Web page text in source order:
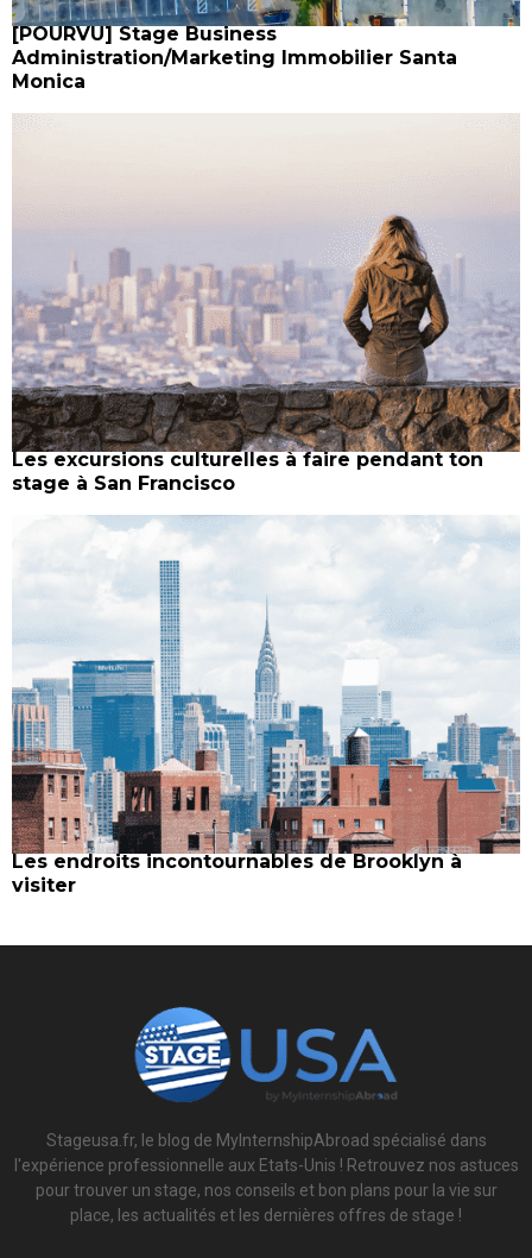
[POURVU] Stage Business
Administration/Marketing Immobilier Santa
Monica
Les excursions culturelles à faire pendant ton
stage à San Francisco
Les endroits incontournables de Brooklyn à
visiter
Stageusa.fr, le blog de MyInternshipAbroad spécialisé dans
l'expérience professionnelle aux Etats-Unis ! Retrouvez nos astuces
pour trouver un stage, nos conseils et bon plans pour la vie sur
place, les actualités et les dernières offres de stage !